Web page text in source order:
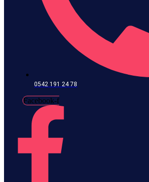
0542 191 24 78
Facebook-f